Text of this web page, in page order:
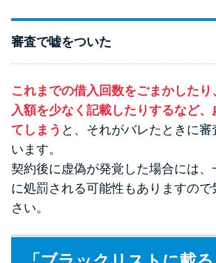
審査で嘘をついた
これまでの借入回数をごまかした
入額を少なく記載したりするなど、
てしまう と、それがバレたときに審
います。
契約後に虚偽が発覚した場合には、
に処罰される可能性もありますの
さい。